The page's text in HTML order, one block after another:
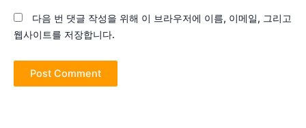
다음 번 댓글 작성을 위해 이 브라우저에 이름, 이메일, 그리고
웹사이트를 저장합니다.